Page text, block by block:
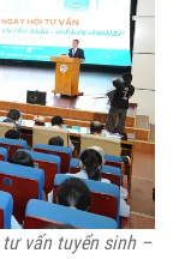
vấn tuyển sinh –